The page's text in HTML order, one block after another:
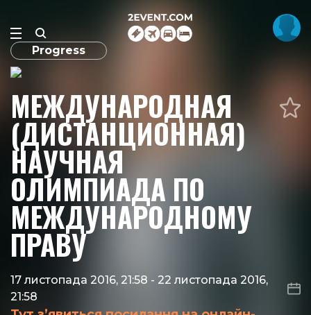
Progress
МЕЖДУНАРОДНАЯ
(ДИСТАНЦИОННАЯ)
НАУЧНАЯ
ОЛИМПИАДА ПО
МЕЖДУНАРОДНОМУ
ПРАВУ
17 листопада 2016, 21:58 - 22 листопада 2016,
21:58